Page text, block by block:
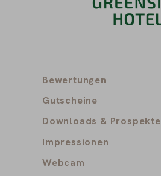
Bewertungen
Gutscheine
Downloads & Prospekte
Impressionen
Webcam